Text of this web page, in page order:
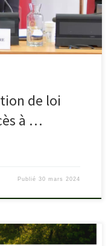
27-mars-2024
de loi
à …
Publié30 mars 2024